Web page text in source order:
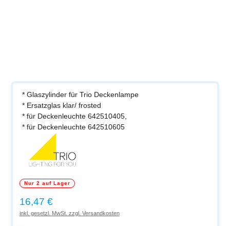
* Glaszylinder für Trio Deckenlampe
* Ersatzglas klar/ frosted
* für Deckenleuchte 642510405,
* für Deckenleuchte 642510605
Nur 2 auf Lager
Regulärer Preis:
16,47 €
inkl. gesetzl. MwSt. zzgl. Versandkosten